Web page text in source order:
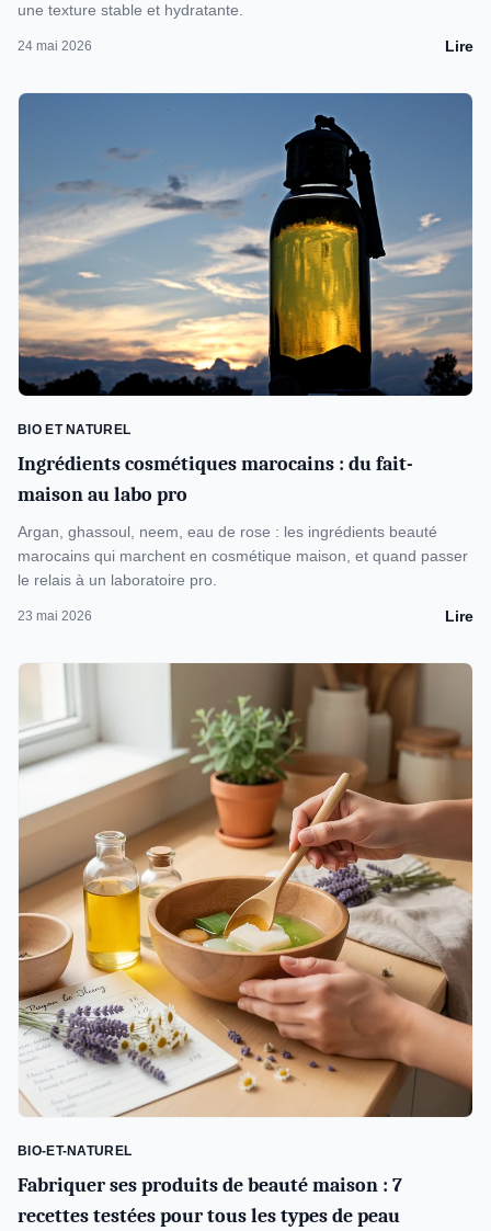
une texture stable et hydratante.
24 mai 2026 Lire
BIO ET NATUREL
Ingrédients cosmétiques marocains : du fait-
maison au labo pro
Argan, ghassoul, neem, eau de rose : les ingrédients beauté
marocains qui marchent en cosmétique maison, et quand passer
le relais à un laboratoire pro.
23 mai 2026 Lire
BIO-ET-NATUREL
Fabriquer ses produits de beauté maison : 7
recettes testées pour tous les types de peau